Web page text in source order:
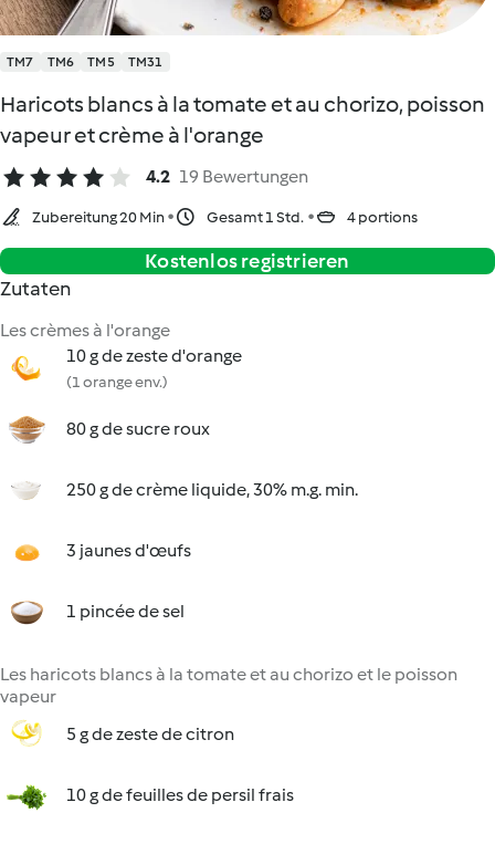
TM7 TM6 TM5 TM31
Haricots blancs à la tomate et au chorizo, poisson
vapeur et crème à l'orange
4.2 19 Bewertungen
Zubereitung 20 Min Gesamt 1 Std. 4 portions
Kostenlos registrieren
Zutaten
Les crèmes à l'orange
10 g de zeste d'orange
(1 orange env.)
80 g de sucre roux
250 g de crème liquide, 30% m.g. min.
3 jaunes d'œufs
1 pincée de sel
Les haricots blancs à la tomate et au chorizo et le poisson
vapeur
5 g de zeste de citron
10 g de feuilles de persil frais